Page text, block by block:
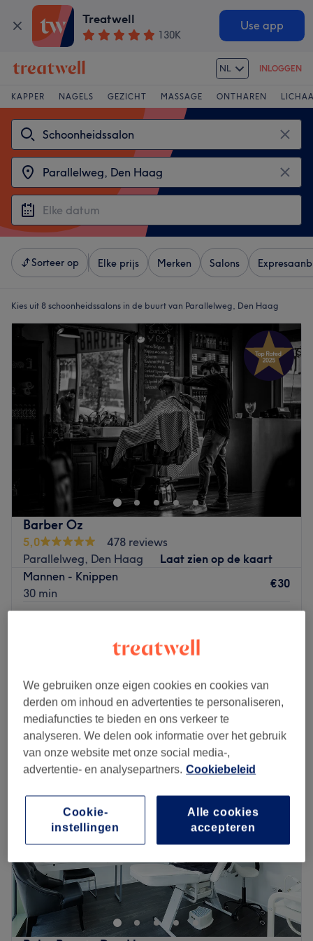
Treatwell
130K
Use app
NL INLOGGEN
KAPPER NAGELS GEZICHT MASSAGE ONTHAREN
Sorteer op Elke prijs Merken Salons
Kies uit 8 schoonheidssalons in de buurt van Parallelweg, Den Haag
Barber Oz
5,0
478 reviews
Parallelweg, Den Haag
Laat zien op de kaart
Mannen - Knippen
30 min
€30
Kinderen 5 t/m 10 jaar - Knippen
Kort overzicht salongegevens
Maandag 10:00–18:00
Dinsdag
09:00
Woensdag
09:00–18:00
Vrijdag
09:00–18:00
Zaterdag
09:00–18:00
Zondag
Gesloten
Welkom bij Barber Oz in Den Haag! Gelegen in het hart
van Den Haag, biedt Barber Oz een unieke en
persoonlijke ervaring voor de moderne man die op zoek is
naar stijl en vakmanschap. Bij binnenkomst word je
hartelijk ontvangen door Oz, die je direct op je gemak
We gebruiken onze eigen cookies en cookies van
derden om inhoud en advertenties te personaliseren,
mediafuncties te bieden en ons verkeer te
analyseren. We delen ook informatie over het gebruik
van onze website met onze social media-,
advertentie- en analysepartners. Cookiebeleid
Alle cookies
accepteren
Cookie-
instellingen